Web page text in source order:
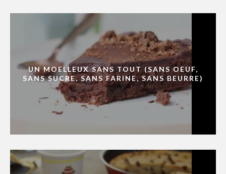
UN MOELLEUX SANS TOUT (SANS OEUF,
SANS SUCRE, SANS FARINE, SANS BEURRE)